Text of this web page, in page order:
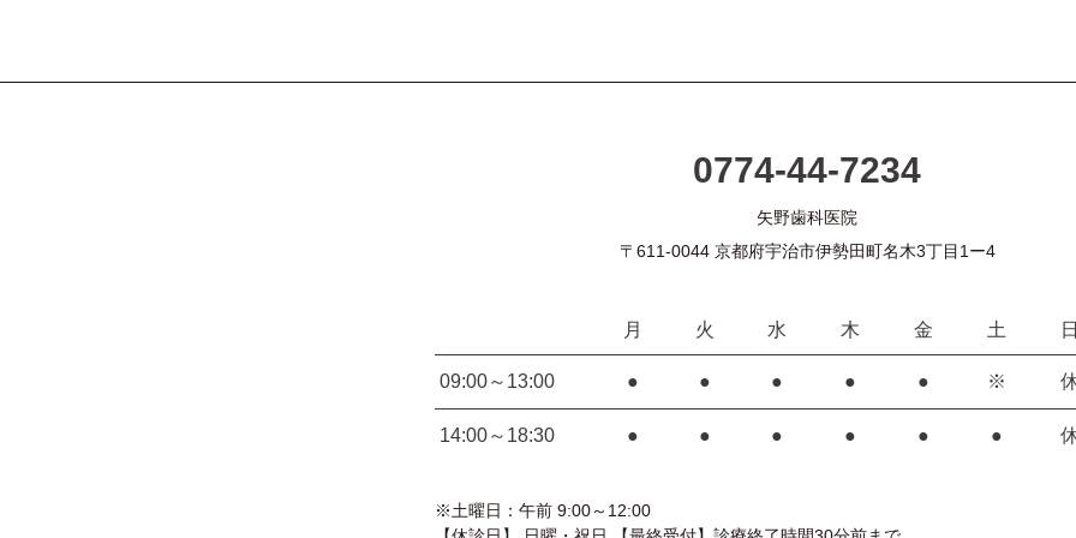
0774-44-7234
矢野歯科医院
〒611-0044 京都府宇治市伊勢田町名木3丁目1ー4
月 火 水 木 金 土 日
09:00～13:00 ● ● ● ● ● ※
14:00～18:30 ● ● ● ● ● ●
※土曜日：午前 9:00～12:00